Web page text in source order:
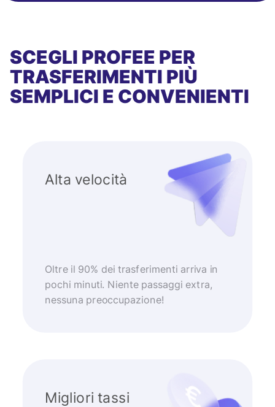
SCEGLI PROFEE PER
TRASFERIMENTI PIÙ
SEMPLICI E CONVENIENTI
Alta velocità
Oltre il 90% dei trasferimenti arriva in
pochi minuti. Niente passaggi extra,
nessuna preoccupazione!
Migliori tassi